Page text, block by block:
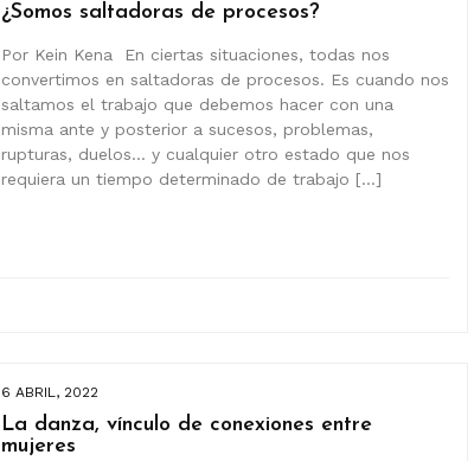
¿Somos saltadoras de procesos?
Por Kein Kena En ciertas situaciones, todas nos
convertimos en saltadoras de procesos. Es cuando nos
saltamos el trabajo que debemos hacer con una
misma ante y posterior a sucesos, problemas,
rupturas, duelos… y cualquier otro estado que nos
requiera un tiempo determinado de trabajo […]
6 ABRIL, 2022
La danza, vínculo de conexiones entre
mujeres